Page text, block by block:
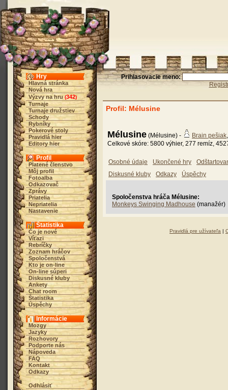
Hry
Hlavná stránka
Nová hra
Výzvy na hru (342)
Turnaje
Turnaje družstiev
Schody
Rybníky
Pokerové stoly
Pravidlá hier
Editory hier
Profil
Platené členstvo
Môj profil
Fotoalba
Odkazovač
Zprávy
Priatelia
Nepriatelia
Nastavenie
Štatistika
Čo je nové
Víťazi
Rebríčky
Zoznam hráčov
Spoločenstvá
Kto je on-line
On-line súperi
Diskusné kluby
Ankety
Chat room
Štatistika
Úspěchy
Informácie
Mozgy
Jazyky
Rozhovory
Podporte nás
Nápoveda
FAQ
Kontakt
Odkazy
Odhlásiť
Prihlasovacie meno:
Profil: Mélusine
Mélusine (Mélusine) - Brain pešiak
Celkové skóre: 5800 výhier, 277 remíz,
Osobné údaje Ukončené hry
Diskusné kluby
Odkazy Úspěchy
Spoločenstva hráča Mélusine:
Monkeys Swinging Madhouse (manažér)
Pravidlá pre užívateľa |